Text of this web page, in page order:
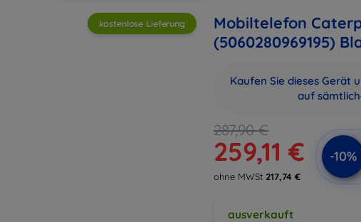
kostenlose Lieferung
Mobiltelefon
(5060280969195)
Kaufen Sie dieses Gerät
auf
287,90 €
259,11 €
ohne MWSt 217,74 €
-10%
ausverkauft